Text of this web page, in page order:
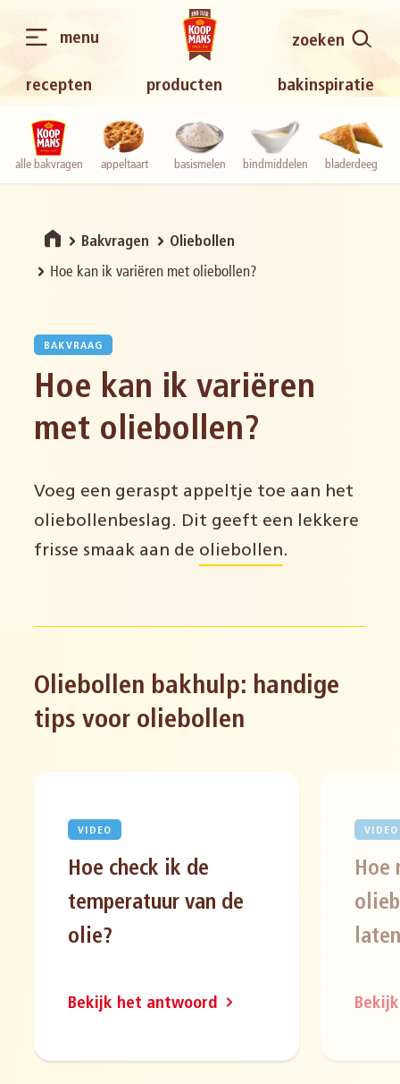
recepten producten bakinspiratie
zoeken
menu
alle bakvragen appeltaart basismelen bindmiddelen bladerdeeg
Bakvragen Oliebollen
Hoe kan ik variëren met oliebollen?
BAKVRAAG
Hoe kan ik variëren
met oliebollen?
Voeg een geraspt appeltje toe aan het
oliebollenbeslag. Dit geeft een lekkere
frisse smaak aan de oliebollen.
Oliebollen bakhulp: handige
tips voor oliebollen
VIDEO
Hoe check ik de
temperatuur van de
olie?
Bekijk het antwoord
VIDEO
Hoe